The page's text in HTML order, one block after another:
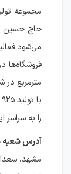
حاج حسین
را به سراسر
آدرس شعبه
مشهد،